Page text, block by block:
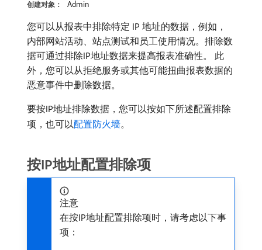
创建对象： Admin
您可以从报表中排除特定 IP 地址的数据，例如，
内部网站活动、站点测试和员工使用情况。排除数
据可通过排除IP地址数据来提高报表准确性。 此
外，您可以从拒绝服务或其他可能扭曲报表数据的
恶意事件中删除数据。
要按IP地址排除数据，您可以按如下所述配置排除
项，也可以配置防火墙。
按IP地址配置排除项
注意
在按IP地址配置排除项时，请考虑以下事
项：